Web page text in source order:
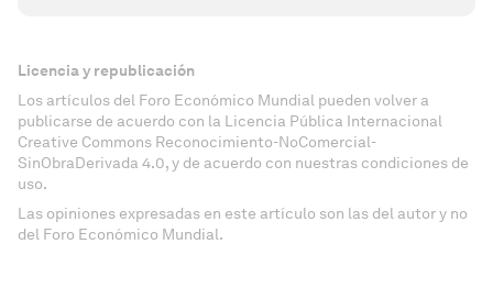
Licencia y republicación
Los artículos del Foro Económico Mundial pueden volver a
publicarse de acuerdo con la Licencia Pública Internacional
Creative Commons Reconocimiento-NoComercial-
SinObraDerivada 4.0, y de acuerdo con nuestras condiciones de
uso.
Las opiniones expresadas en este artículo son las del autor y no
del Foro Económico Mundial.